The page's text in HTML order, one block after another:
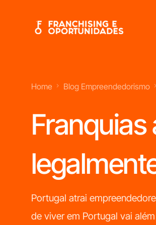
Home Blog Empreendedorismo
Franquias
Portugal atrai
de viver em Portugal vai